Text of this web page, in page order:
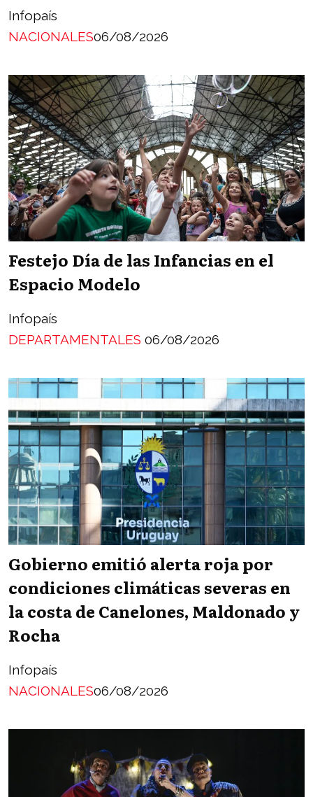
Infopaís
NACIONALES06/08/2026
Festejo Día de las Infancias en el
Espacio Modelo
Infopaís
DEPARTAMENTALES 06/08/2026
Gobierno emitió alerta roja por
condiciones climáticas severas en
la costa de Canelones, Maldonado y
Rocha
Infopaís
NACIONALES06/08/2026